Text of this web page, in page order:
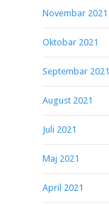
Novembar 2021
Oktobar 2021
Septembar 2021
August 2021
Juli 2021
Maj 2021
April 2021